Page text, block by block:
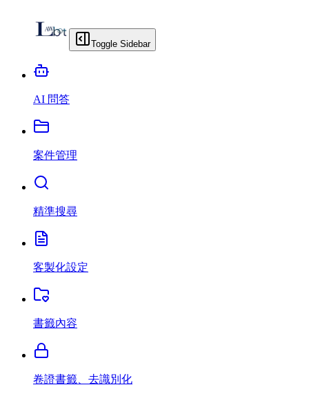
Toggle Sidebar
AI 問答
案件管理
精準搜尋
客製化設定
書籤內容
卷證書籤、去識別化